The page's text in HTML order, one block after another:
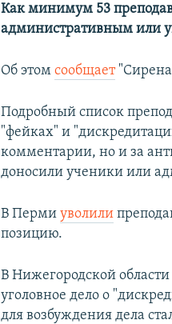
Как минимум 53
административным или
Об этомсообщает
Подробный список
"фейках" и
комментарии, но и за
доносили ученики или
В Пермиуволили
позицию.
В Нижегородской
уголовное дело о
для возбуждения дела